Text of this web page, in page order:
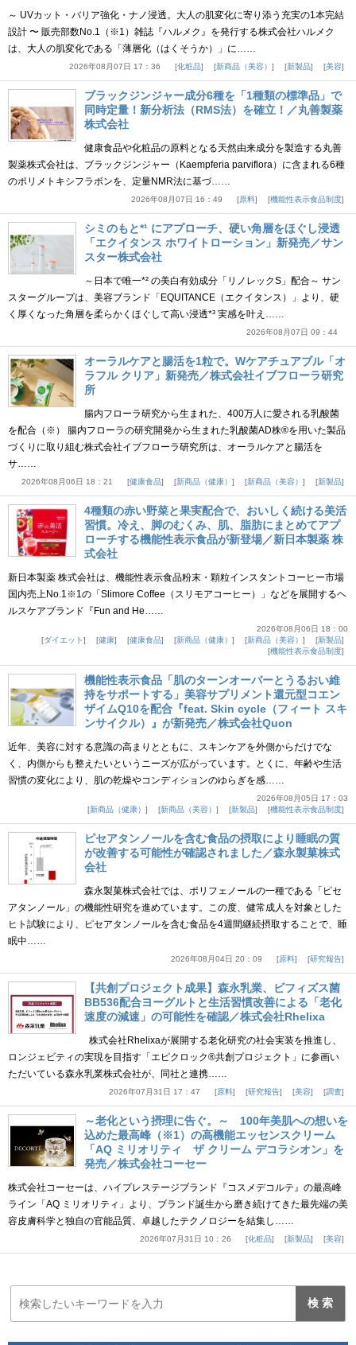
～ UVカット・バリア強化・ナノ浸透。大人の肌変化に寄り添う充実の1本完結
設計 〜 販売部数No.1（※1）雑誌『ハルメク』を発行する株式会社ハルメク
は、大人の肌変化である「薄層化（はくそうか）」に……
2026年08月07日 17：36 化粧品 新商品（美容） 新製品 美容
ブラックジンジャー成分6種を「1種類の標準品」で
同時定量！新分析法（RMS法）を確立！／丸善製薬
株式会社
健康食品や化粧品の原料となる天然由来成分を製造する丸善
製薬株式会社は、ブラックジンジャー（Kaempferia parviflora）に含まれる6種
のポリメトキシフラボンを、定量NMR法に基づ……
2026年08月07日 16：49 原料 機能性表示食品制度
シミのもと*¹ にアプローチ、硬い角層をほぐし浸透
「エクイタンス ホワイトローション」新発売／サン
スター株式会社
～日本で唯一*² の美白有効成分「リノレックS」配合～ サン
スターグループは、美容ブランド「EQUITANCE（エクイタンス）」より、硬
く厚くなった角層を柔らかくほぐして高い浸透*³ 実感を叶え……
2026年08月07日 09：44
オーラルケアと腸活を1粒で。Wケアチュアブル「オ
ラフル クリア」新発売／株式会社イブフローラ研究
所
腸内フローラ研究から生まれた、400万人に愛される乳酸菌
を配合（※） 腸内フローラの研究開発から生まれた乳酸菌AD株®を用いた製品
づくりに取り組む株式会社イブフローラ研究所は、オーラルケアと腸活を
サ……
2026年08月06日 18：21 健康食品 新商品（健康） 新商品（美容） 新製品
4種類の赤い野菜と果実配合で、おいしく続ける美活
習慣。冷え、脚のむくみ、肌、脂肪にまとめてアプ
ローチする機能性表示食品が新登場／新日本製薬 株
式会社
新日本製薬 株式会社は、機能性表示食品粉末・顆粒インスタントコーヒー市場
国内売上No.1※1の「Slimore Coffee（スリモアコーヒー）」などを展開するヘ
ルスケアブランド『Fun and He……
2026年08月06日 18：00
ダイエット
健康 健康食品 新商品（健康） 新商品（美容）
新製品
機能性表示食品制度
機能性表示食品「肌のターンオーバーとうるおい維
持をサポートする」美容サプリメント還元型コエン
ザイムQ10を配合『feat. Skin cycle（フィート スキ
ンサイクル）』が新発売／株式会社Quon
近年、美容に対する意識の高まりとともに、スキンケアを外側からだけでな
く、内側からも整えたいというニーズが広がっています。とくに、年齢や生活
習慣の変化により、肌の乾燥やコンディションのゆらぎを感……
2026年08月05日 17：03
新商品（健康）
新商品（美容） 新製品 機能性表示食品制度
ピセアタンノールを含む食品の摂取により睡眠の質
が改善する可能性が確認されました／森永製菓株式
会社
森永製菓株式会社では、ポリフェノールの一種である「ピセ
アタンノール」の機能性研究を進めています。この度、健常成人を対象とした
ヒト試験により、ピセアタンノールを含む食品を4週間継続摂取することで、睡
眠中……
2026年08月04日 20：09 原料 研究報告
【共創プロジェクト成果】森永乳業、ビフィズス菌
BB536配合ヨーグルトと生活習慣改善による「老化
速度の減速」の可能性を確認／株式会社Rhelixa
株式会社Rhelixaが展開する老化研究の社会実装を推進し、
ロンジェビティの実現を目指す「エピクロック®共創プロジェクト」に参画い
ただいている森永乳業株式会社が、同社と連携……
2026年07月31日 17：47 原料 研究報告 美容 調査
～老化という摂理に告ぐ。～ 100年美肌への想いを
込めた最高峰（※1）の高機能エッセンスクリーム
「AQ ミリオリティ ザ クリーム デコラシオン」を
発売／株式会社コーセー
株式会社コーセーは、ハイプレステージブランド『コスメデコルテ』の最高峰
ライン「AQ ミリオリティ」より、ブランド誕生から磨き続けてきた最先端の美
容皮膚科学と独自の官能品質、卓越したテクノロジーを結集し……
2026年07月31日 10：26 化粧品 新製品 美容